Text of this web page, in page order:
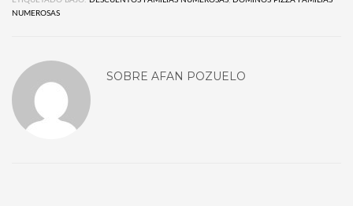
NUMEROSAS
SOBRE AFAN POZUELO